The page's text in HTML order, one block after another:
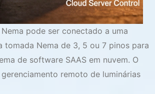
pode ser conectado a uma
tomada Nema de 3, 5 ou 7 pinos para
de software SAAS em nuvem. O
remoto de luminárias